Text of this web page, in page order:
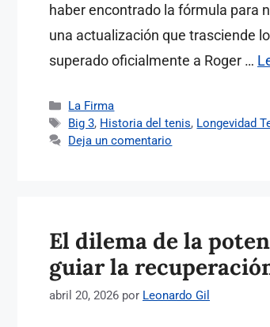
haber encontrado la fórmula para
una actualización que trasciende
superado oficialmente a Roger …
Categorías
La Firma
Etiquetas
Big 3, Historia del tenis, Longevidad
Deja un comentario
El dilema de la
guiar la
abril 20, 2026 por Leonardo Gil